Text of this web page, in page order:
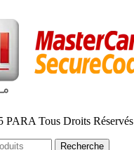
Tous Droits Réservés
Recherche